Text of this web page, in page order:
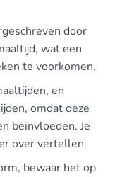
door
wat een
te voorkomen.
en
omdat deze
beïnvloeden. Je
over vertellen.
bewaar het op